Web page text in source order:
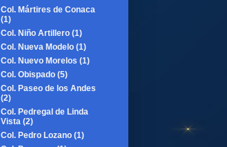
Col. Mártires de Conaca
(1)
Col. Niño Artillero (1)
Col. Nueva Modelo (1)
Col. Nuevo Morelos (1)
Col. Obispado (5)
Col. Paseo de los Andes
(2)
Col. Pedregal de Linda
Vista (2)
Col. Pedro Lozano (1)